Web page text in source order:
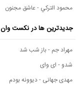
محمود التركي - عاشق مجنون
جدیدترین ها در نکست وان
مهراد جم - باز شب شد
شدو - ای وای
مهدی جهانی - دیوونه بودم